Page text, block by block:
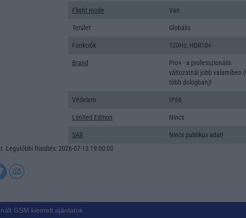
Flight mode Van
Terület Globális
Funkciók 120Hz, HDR10+
Brand
Pro+ - a professzionális
változatnál jobb valamiben
több dologban)!
Védelem IP68
Limited Edition Nincs
SAR
Nincs publikus adat!
Legutóbbi frissítés: 2026-07-13 19:00:00
GSM kiemelt ajánlatok